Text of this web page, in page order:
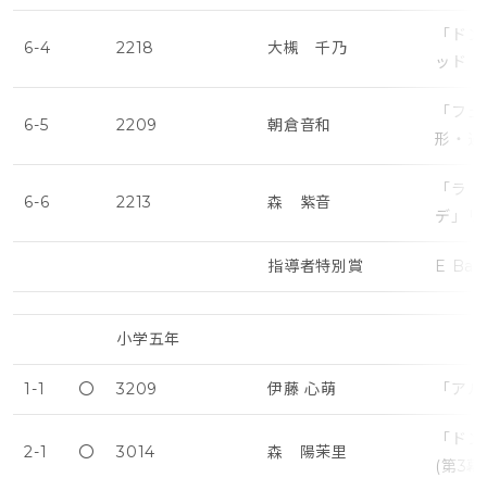
6-4 2218 大槻 千乃
「ド
ッド
6-5 2209 朝倉音和
「フ
形・遅
6-6 2213 森 紫音
「ラ
デ」
指導者特別賞 E
小学五年
1-1 〇 3209 伊藤 心萌 「ア
2-1 〇 3014 森 陽茉里
「ド
(第3